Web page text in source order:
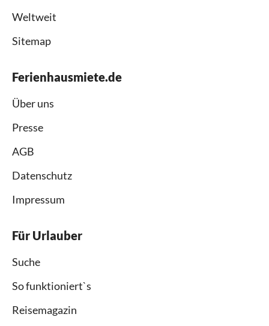
Weltweit
Sitemap
Ferienhausmiete.de
Über uns
Presse
AGB
Datenschutz
Impressum
Für Urlauber
Suche
So funktioniert`s
Reisemagazin